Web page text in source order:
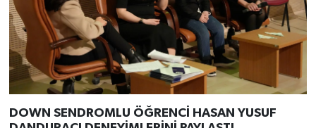
DOWN SENDROMLU ÖĞRENCİ HASAN YUSUF